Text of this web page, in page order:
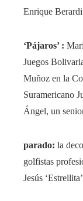
Enrique
‘Pájaros’ :
Juegos
Muñoz en la
Suramericano
Ángel, un
parado: la
golfistas
Jesús